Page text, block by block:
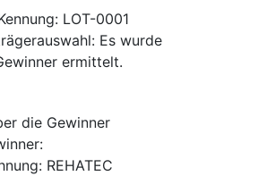
: LOT-0001
: Es wurde
ermittelt.
die Gewinner
:
: REHATEC